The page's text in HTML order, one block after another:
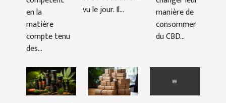
en la
matière
compte tenu
des...
vu le jour. Il...
manière de
consommer
du CBD...